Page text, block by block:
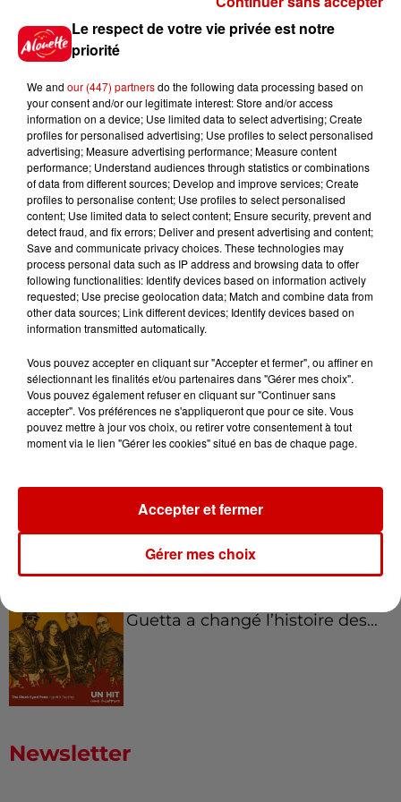
Le Duel - Gagnez votre balade
Podcasts Voir plus
Kelly Massol, figure
emblématique de
l'entrepreneuriat féminin
Aménager un school bus au
Canada et accueillir les bleus à
Boston,...
Springsteen : la chanson que
l’Amérique...
Guetta a changé l’histoire des...
Newsletter
Le respect de votre vie privée est notre
priorité
We and our (447) partnersdo the following data processing based on
your consent and/or our legitimate interest: Store and/or access
information on a device; Use limited data to select advertising; Create
profiles for personalised advertising; Use profiles to select personalised
advertising; Measure advertising performance; Measure content
performance; Understand audiences through statistics or combinations
of data from different sources; Develop and improve services; Create
profiles to personalise content; Use profiles to select personalised
content; Use limited data to select content; Ensure security, prevent and
detect fraud, and fix errors; Deliver and present advertising and content;
Save and communicate privacy choices. These technologies may
process personal data such as IP address and browsing data to offer
following functionalities: Identify devices based on information actively
requested; Use precise geolocation data; Match and combine data from
other data sources; Link different devices; Identify devices based on
information transmitted automatically.
Vous pouvez accepter en cliquant sur "Accepter et fermer", ou affiner en
sélectionnant les finalités et/ou partenaires dans "Gérer mes choix".
Vous pouvez également refuser en cliquant sur "Continuer sans
accepter". Vos préférences ne s'appliqueront que pour ce site. Vous
pouvez mettre à jour vos choix, ou retirer votre consentement à tout
moment via le lien "Gérer les cookies" situé en bas de chaque page.
Gérer mes choix
Accepter et fermer